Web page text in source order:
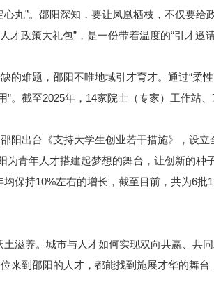
”。邵阳深知，要让凤凰栖枝，不仅要给
政策大礼包”，是一份带着温度的“引才邀请
难题，邵阳不唯地域引才育才。通过“柔
。截至2025年，14家院士（专家）工作站
出台《支持大学生创业若干措施》，设立
青年人才搭建起梦想的舞台，让创新的种
持10%左右的增长，截至目前，共为6批
养。城市与人才如何实现双向共赢、共同
到邵阳的人才，都能找到施展才华的舞